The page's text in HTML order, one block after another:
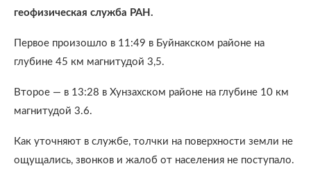
геофизическая служба РАН.
Первое произошло в 11:49 в Буйнакском районе на
глубине 45 км магнитудой 3,5.
Второе — в 13:28 в Хунзахском районе на глубине 10 км
магнитудой 3.6.
Как уточняют в службе, толчки на поверхности земли не
ощущались, звонков и жалоб от населения не поступало.